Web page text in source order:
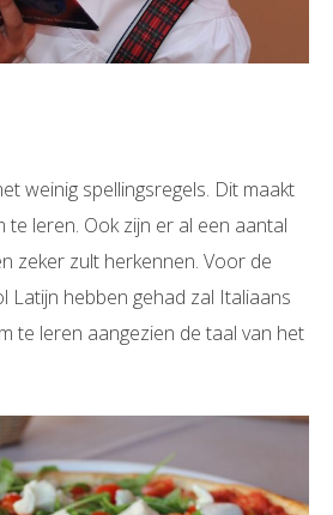
weinig spellingsregels. Dit maakt
te leren. Ook zijn er al een aantal
zeker zult herkennen. Voor de
Latijn hebben gehad zal Italiaans
te leren aangezien de taal van het